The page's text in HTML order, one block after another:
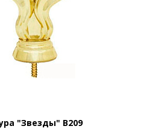
"Звезды" B209